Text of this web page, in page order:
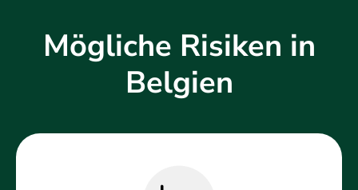
Mögliche Risiken in
Belgien